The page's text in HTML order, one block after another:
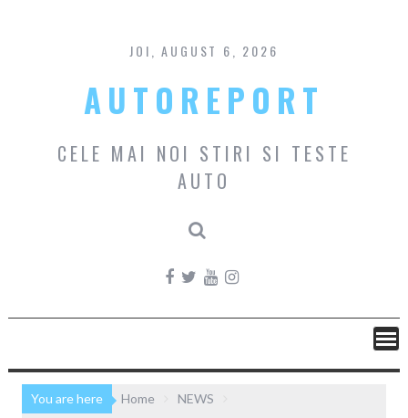
content
JOI, AUGUST 6, 2026
AUTOREPORT
CELE MAI NOI STIRI SI TESTE
AUTO
You are here Home
NEWS